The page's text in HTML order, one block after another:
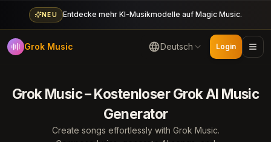
NEU Entdecke mehr KI-Musikmodelle auf Magic Music.
Grok Music Deutsch Login
Grok Music – Kostenloser Grok AI Music
Generator
Create songs effortlessly with Grok Music.